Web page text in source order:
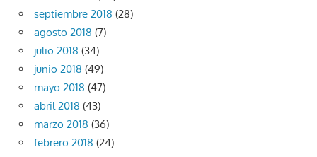
septiembre 2018 (28)
agosto 2018 (7)
julio 2018 (34)
junio 2018 (49)
mayo 2018 (47)
abril 2018 (43)
marzo 2018 (36)
febrero 2018 (24)